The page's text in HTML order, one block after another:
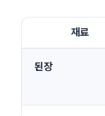
재료
된장